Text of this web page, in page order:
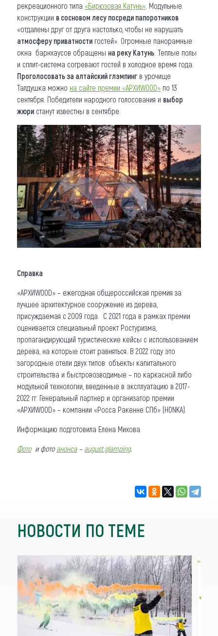
рекреационного типа «Бирюзовая Катунь» . Модульные
конструкции в сосновом лесу посреди папоротников
«отдалены друг от друга настолько, чтобы не нарушать
атмосферу приватности гостей». Огромные панорамные
окна барнхаусов обращены на реку Катунь . Теплые полы
и сплит-система согревают гостей в холодное время года.
Проголосовать за алтайский глэмпинг в урочище
Талдушка можно на сайте премии «АРХИWOOD» по 13
сентября. Победители народного голосования и выбор
жюри станут известны в сентябре.
Справка
«АРХИWOOD» – ежегодная общероссийская премия за
лучшее архитектурное сооружение из дерева,
присуждаемая с 2009 года. С 2021 года в рамках премии
оценивается специальный проект Ростуризма,
пропагандирующий туристические кейсы с использованием
дерева, на которые стоит равняться. В 2022 году это
загородные отели двух типов: объекты капитального
строительства и быстровозводимые – по каркасной либо
модульной технологии, введенные в эксплуатацию в 2017-
2022 гг. Генеральный партнер и организатор премии
«АРХИWOOD» – компании «Росса Ракенне СПб» (HONKA).
Информацию подготовила Елена Михова.
Фотои фото анонса– august.glamping.
НОВОСТИ ПО ТЕМЕ